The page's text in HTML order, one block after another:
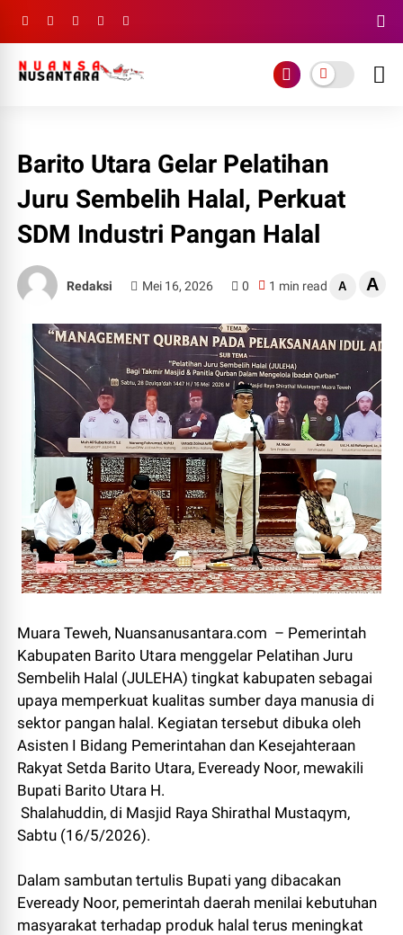
Barito Utara Gelar Pelatihan
Juru Sembelih Halal, Perkuat
SDM Industri Pangan Halal
Redaksi Mei 16, 2026 0 1 min read A A
Muara Teweh, Nuansanusantara.com – Pemerintah
Kabupaten Barito Utara menggelar Pelatihan Juru
Sembelih Halal (JULEHA) tingkat kabupaten sebagai
upaya memperkuat kualitas sumber daya manusia di
sektor pangan halal. Kegiatan tersebut dibuka oleh
Asisten I Bidang Pemerintahan dan Kesejahteraan
Rakyat Setda Barito Utara, Eveready Noor, mewakili
Bupati Barito Utara H.
Shalahuddin, di Masjid Raya Shirathal Mustaqym,
Sabtu (16/5/2026).
Dalam sambutan tertulis Bupati yang dibacakan
Eveready Noor, pemerintah daerah menilai kebutuhan
masyarakat terhadap produk halal terus meningkat